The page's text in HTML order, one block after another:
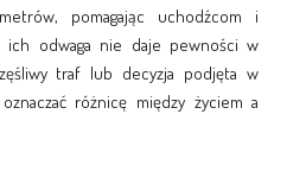
pomagając uchodźcom i
ich odwaga nie daje pewności w
traf lub decyzja podjęta w
różnicę między życiem a